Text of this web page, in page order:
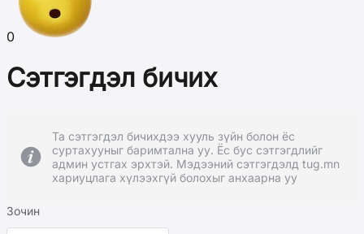
0
Сэтгэгдэл бичих
Та сэтгэгдэл бичихдээ хууль зүйн болон ёс
суртахууныг баримтална уу. Ёс бус сэтгэгдлийг
админ устгах эрхтэй. Мэдээний сэтгэгдэлд tug.mn
хариуцлага хүлээхгүй болохыг анхаарна уу
Зочин